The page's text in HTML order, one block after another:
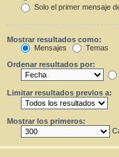
Solo el primer mensaje
Mostrar resultados como:
Mensajes
Temas
Ordenar resultados por:
Limitar resultados previos a:
Mostrar los primeros: